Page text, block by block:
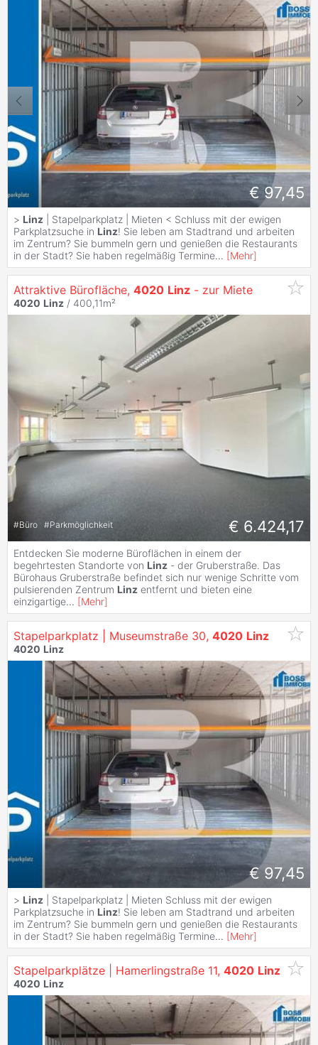
€ 97,45
> Linz | Stapelparkplatz | Mieten < Schluss mit der ewigen
Parkplatzsuche in Linz! Sie leben am Stadtrand und arbeiten
im Zentrum? Sie bummeln gern und genießen die Restaurants
in der Stadt? Sie haben regelmäßig Termine... [Mehr]
Attraktive Bürofläche, 4020 Linz - zur Miete
4020 Linz / 400,11m²
#Büro #Parkmöglichkeit € 6.424,17
Entdecken Sie moderne Büroflächen in einem der
begehrtesten Standorte von Linz - der Gruberstraße. Das
Bürohaus Gruberstraße befindet sich nur wenige Schritte vom
pulsierenden Zentrum Linz entfernt und bieten eine
einzigartige... [Mehr]
Stapelparkplatz | Museumstraße 30, 4020 Linz
4020 Linz
€ 97,45
> Linz | Stapelparkplatz | Mieten Schluss mit der ewigen
Parkplatzsuche in Linz! Sie leben am Stadtrand und arbeiten
im Zentrum? Sie bummeln gern und genießen die Restaurants
in der Stadt? Sie haben regelmäßig Termine... [Mehr]
Stapelparkplätze | Hamerlingstraße 11, 4020 Linz
4020 Linz